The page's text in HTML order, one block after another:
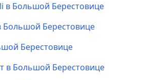
в Большой Берестовице
Берестовице
Берестовице
в Большой Берестовице